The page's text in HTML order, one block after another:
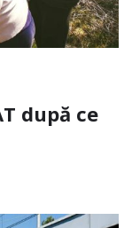
după ce